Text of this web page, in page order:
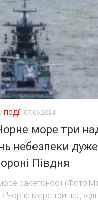
/ ПОДІЇ 07.06.2024
море три
небезпеки дуже
Півдня
ракетоносії
Чорне море три